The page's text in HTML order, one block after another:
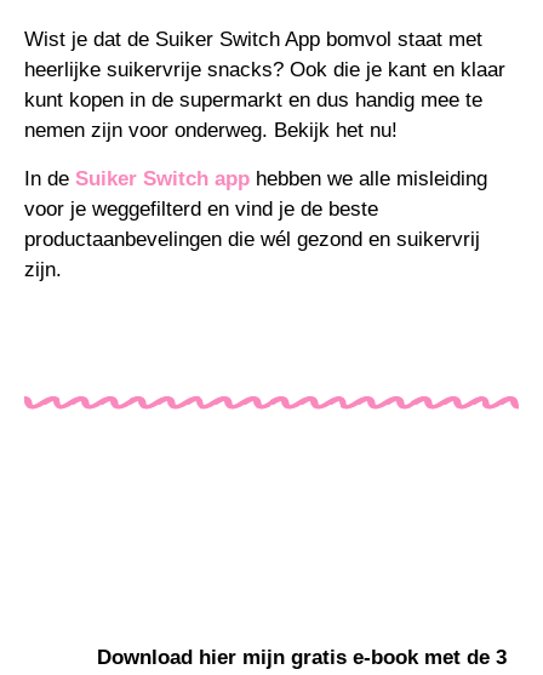
Wist je dat de Suiker Switch App bomvol staat met
heerlijke suikervrije snacks? Ook die je kant en klaar
kunt kopen in de supermarkt en dus handig mee te
nemen zijn voor onderweg. Bekijk het nu!
In de Suiker Switch app hebben we alle misleiding
voor je weggefilterd en vind je de beste
productaanbevelingen die wél gezond en suikervrij
zijn.
Download hier mijn gratis e-book met de 3